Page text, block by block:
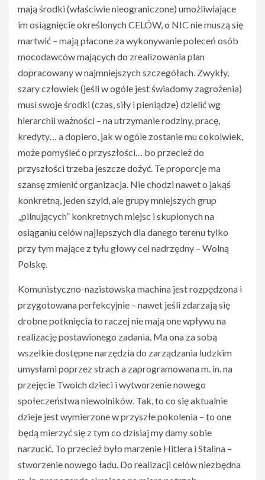
mają środki (właściwie nieograniczone) umożliwiające
im osiągnięcie określonych CELÓW, o NIC nie muszą się
martwić – mają płacone za wykonywanie poleceń osób
mocodawców mających do zrealizowania plan
dopracowany w najmniejszych szczegółach. Zwykły,
szary człowiek (jeśli w ogóle jest świadomy zagrożenia)
musi swoje środki (czas, siły i pieniądze) dzielić wg
hierarchii ważności – na utrzymanie rodziny, pracę,
kredyty… a dopiero, jak w ogóle zostanie mu cokolwiek,
może pomyśleć o przyszłości… bo przecież do
przyszłości trzeba jeszcze dożyć. Te proporcje ma
szansę zmienić organizacja. Nie chodzi nawet o jakąś
konkretną, jeden szyld, ale grupy mniejszych grup
„pilnujących” konkretnych miejsc i skupionych na
osiąganiu celów najlepszych dla danego terenu tylko
przy tym mające z tyłu głowy cel nadrzędny – Wolną
Polskę.
Komunistyczno-nazistowska machina jest rozpędzona i
przygotowana perfekcyjnie – nawet jeśli zdarzają się
drobne potknięcia to raczej nie mają one wpływu na
realizację postawionego zadania. Ma ona za sobą
wszelkie dostępne narzędzia do zarządzania ludzkim
umysłami poprzez strach a zaprogramowana m. in. na
przejęcie Twoich dzieci i wytworzenie nowego
społeczeństwa niewolników. Tak, to co się aktualnie
dzieje jest wymierzone w przyszłe pokolenia – to one
będą mierzyć się z tym co dzisiaj my damy sobie
narzucić. To przecież było marzenie Hitlera i Stalina –
stworzenie nowego ładu. Do realizacji celów niezbędna